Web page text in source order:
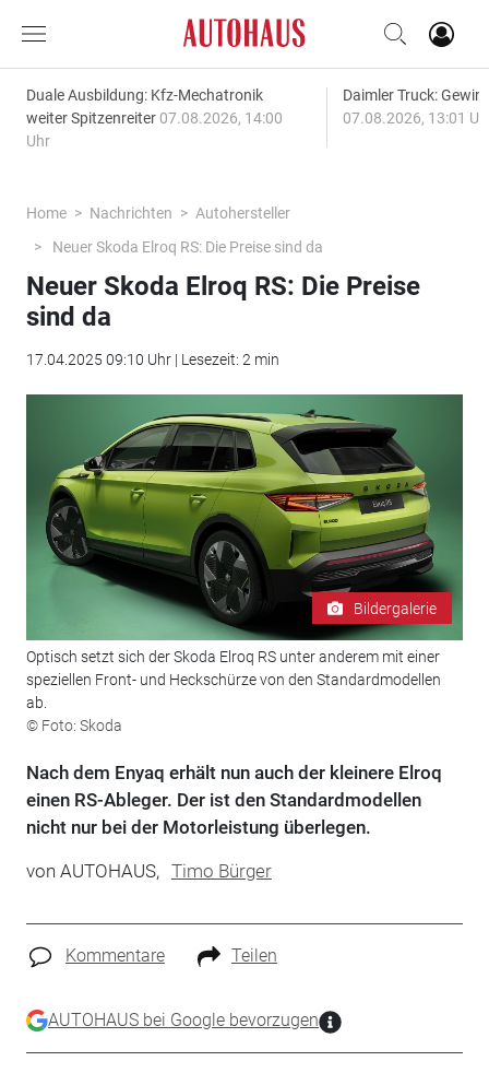
Duale Ausbildung: Kfz-Mechatronik
weiter Spitzenreiter 07.08.2026, 14:00
Uhr
Daimler Truck:
07.08.2026, 13:01
Home Nachrichten
Autohersteller
Neuer Skoda Elroq RS: Die Preise sind da
Neuer Skoda Elroq RS: Die Preise
sind da
17.04.2025 09:10 Uhr | Lesezeit: 2 min
Bildergalerie
Optisch setzt sich der Skoda Elroq RS unter anderem mit einer
speziellen Front- und Heckschürze von den Standardmodellen
ab.
© Foto: Skoda
Nach dem Enyaq erhält nun auch der kleinere Elroq
einen RS-Ableger. Der ist den Standardmodellen
nicht nur bei der Motorleistung überlegen.
von AUTOHAUS, Timo Bürger
Kommentare Teilen
AUTOHAUS bei Google bevorzugen